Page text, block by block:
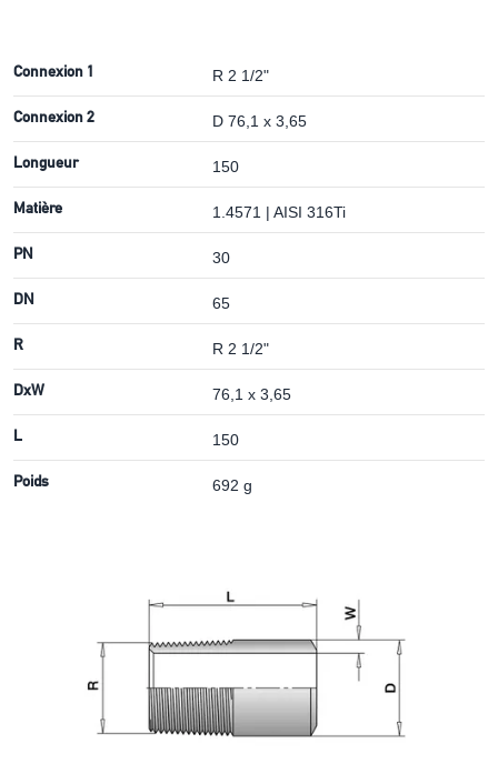
Connexion 1 R 2 1/2"
Connexion 2 D 76,1 x 3,65
Longueur 150
Matière 1.4571 | AISI 316Ti
PN 30
DN 65
R R 2 1/2"
DxW 76,1 x 3,65
L 150
Poids 692 g